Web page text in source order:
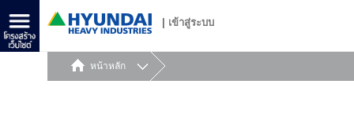
เข้าสู่ระบบ
หน้าหลัก